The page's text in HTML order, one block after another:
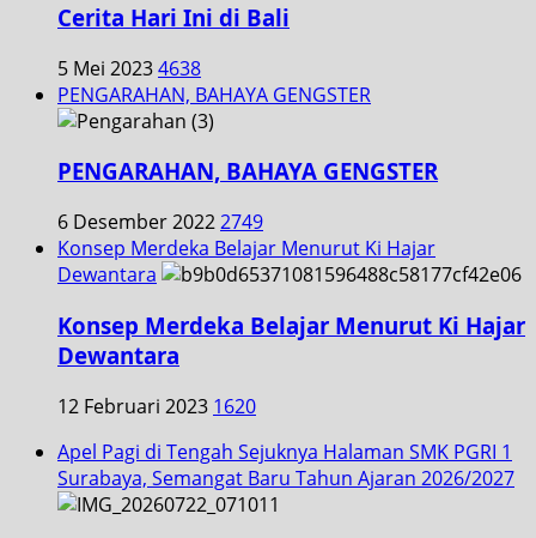
Cerita Hari Ini di Bali
5 Mei 20234638
PENGARAHAN, BAHAYA GENGSTER
PENGARAHAN, BAHAYA GENGSTER
6 Desember 20222749
Konsep Merdeka Belajar Menurut Ki Hajar
Dewantara
Konsep Merdeka Belajar Menurut Ki Hajar
Dewantara
12 Februari 2023 1620
Apel Pagi di Tengah Sejuknya Halaman SMK PGRI 1
Surabaya, Semangat Baru Tahun Ajaran 2026/2027